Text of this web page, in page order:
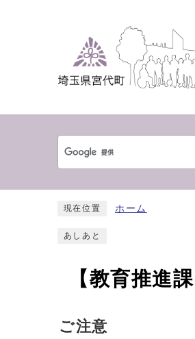
現在位置 ホーム
あしあと
【教育推進
ご注意